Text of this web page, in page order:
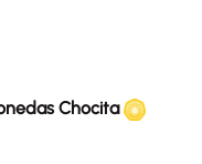
Chocita